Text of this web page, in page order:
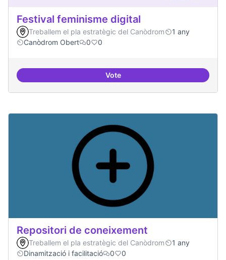
Festival feminisme digital
Treballem el pla estratègic del Canòdrom
1 any
Canòdrom Obert
0 0
VoteFestival feminisme digital
Repositori de coneixement
Treballem el pla estratègic del Canòdrom
1 any
Dinamització i facilitació
0 0